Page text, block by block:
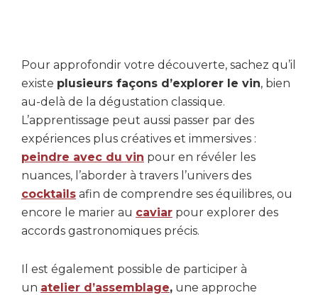
Pour approfondir votre découverte, sachez qu’il
existe plusieurs façons d’explorer le vin, bien
au-delà de la dégustation classique.
L’apprentissage peut aussi passer par des
expériences plus créatives et immersives :
peindre avec du vin pour en révéler les
nuances, l’aborder à travers l’univers des
cocktails afin de comprendre ses équilibres, ou
encore le marier au caviar pour explorer des
accords gastronomiques précis.
Il est également possible de participer à
un atelier d’assemblage, une approche